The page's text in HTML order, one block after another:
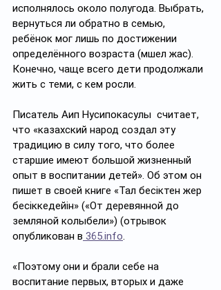
исполнялось около полугода. Выбрать,
вернуться ли обратно в семью,
ребёнок мог лишь по достижении
определённого возраста (мүшел жас).
Конечно, чаще всего дети продолжали
жить с теми, с кем росли.
Писатель Аип Нусипокасулы  считает,
что «казахский народ создал эту
традицию в силу того, что более
старшие имеют большой жизненный
опыт в воспитании детей». Об этом он
пишет в своей книге «Тал бесіктен жер
бесіккедейін» («От деревянной до
земляной колыбели») (отрывок
опубликован в 365.info.
«Поэтому они и брали себе на
воспитание первых, вторых и даже